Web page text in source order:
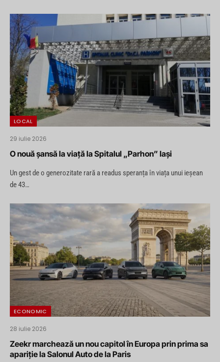
LOCAL
29 iulie 2026
O nouă șansă la viață la Spitalul „Parhon” Iași
Un gest de o generozitate rară a readus speranța în viața unui ieșean
de 43…
ECONOMIC
28 iulie 2026
Zeekr marchează un nou capitol în Europa prin prima sa
apariție la Salonul Auto de la Paris